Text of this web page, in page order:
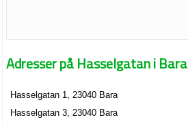
Adresser på Hasselgatan i Bara
Hasselgatan 1, 23040 Bara
Hasselgatan 3, 23040 Bara